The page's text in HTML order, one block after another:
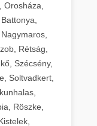
Rétság,
Szécsény,
Soltvadkert,
Röszke,